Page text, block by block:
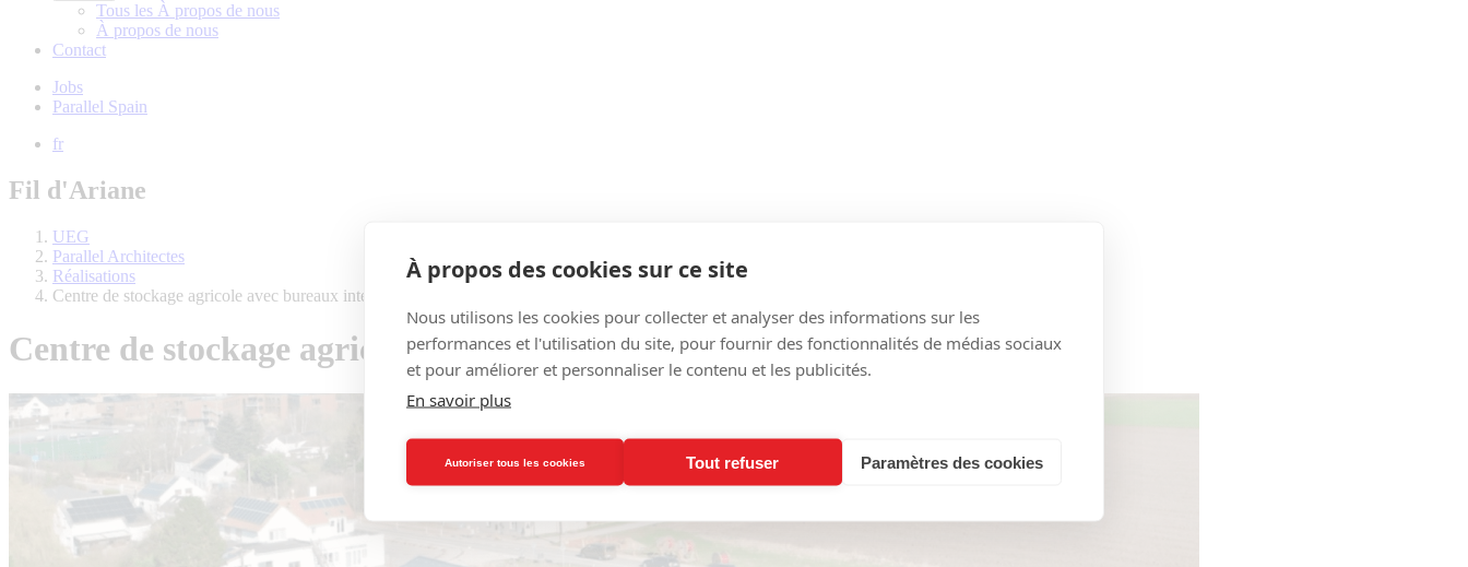
Tous les À propos de nous
À propos de nous
Contact
Jobs
Parallel Spain
fr
Fil d'Ariane
UEG
Parallel Architectes
Réalisations
Centre de stockage agricole avec bureaux intégrés
Centre de stockage agricole avec bureaux intégrés
À propos des cookies sur ce site
Nous utilisons les cookies pour collecter et analyser des informations sur les
performances et l'utilisation du site, pour fournir des fonctionnalités de médias sociaux
et pour améliorer et personnaliser le contenu et les publicités.
En savoir plus
Autoriser tous les cookies Tout refuser Paramètres des cookies